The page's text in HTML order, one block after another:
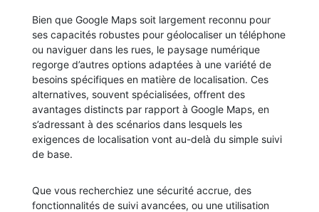
Bien que Google Maps soit largement reconnu pour
ses capacités robustes pour géolocaliser un téléphone
ou naviguer dans les rues, le paysage numérique
regorge d’autres options adaptées à une variété de
besoins spécifiques en matière de localisation. Ces
alternatives, souvent spécialisées, offrent des
avantages distincts par rapport à Google Maps, en
s’adressant à des scénarios dans lesquels les
exigences de localisation vont au-delà du simple suivi
de base.
Que vous recherchiez une sécurité accrue, des
fonctionnalités de suivi avancées, ou une utilisation